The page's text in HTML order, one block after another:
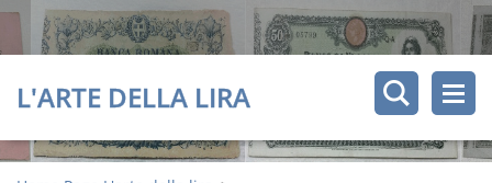
L'ARTE DELLA LIRA